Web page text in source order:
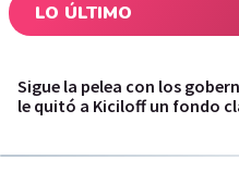
LO ÚLTIMO
Sigue la pelea con los
le quitó a Kiciloff un fondo